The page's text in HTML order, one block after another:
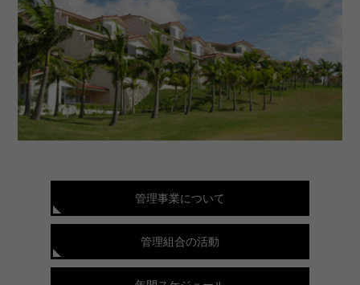
管理事業について
管理組合の活動